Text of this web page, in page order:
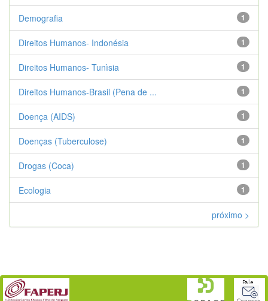
1
Demografia
1
Direitos Humanos- Indonésia
1
Direitos Humanos- Tunìsia
1
Direitos Humanos-Brasil (Pena de ...
1
Doença (AIDS)
1
Doenças (Tuberculose)
1
Drogas (Coca)
1
Ecologia
próximo >